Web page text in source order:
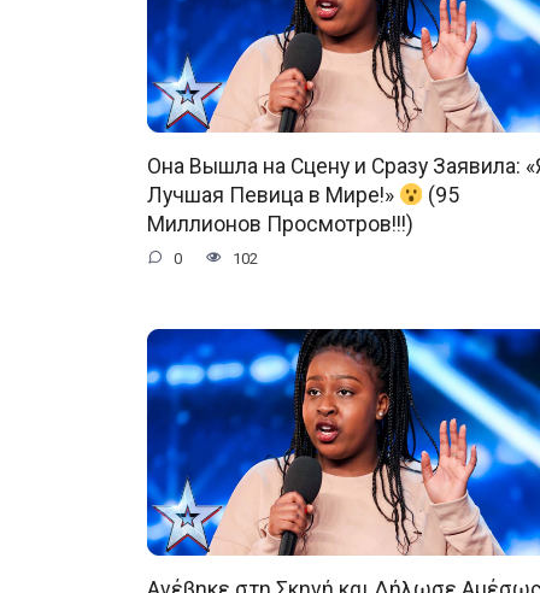
Она Вышла на Сцену и Сразу Заявила:
Лучшая Певица в Мире!»
(95
Миллионов Просмотров!!!)
0 102